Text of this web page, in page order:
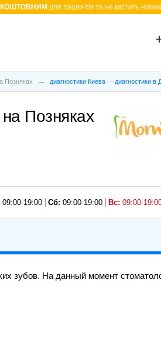
для пацієнтів та не містить
Позняках диагностики Киева диагностики в
Позняках
09:00-19:00 Сб: 09:00-19:00 Вс: 09:00-
зубов. На данный момент